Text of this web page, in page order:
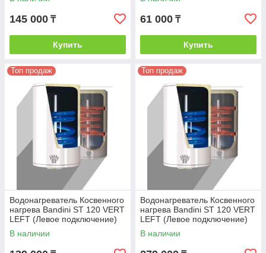
145 000 ₸
Купить
61 000 ₸
Купить
Топ продаж
Водонагреватель Косвенного
нагрева Bandini ST 120 VERT
LEFT (Левое подключение)
100
В наличии
Топ продаж
Водонагреватель Косвенного
нагрева Bandini ST 120 VERT
LEFT (Левое подключение)
150
В наличии